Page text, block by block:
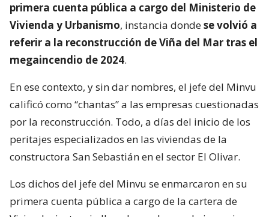
primera cuenta pública a cargo del Ministerio de
Vivienda y Urbanismo, instancia dondese volvió a
referir a la reconstrucción de Viña del Mar tras el
megaincendio de 2024.
En ese contexto, y sin dar nombres, el jefe del Minvu
calificó como “chantas” a las empresas cuestionadas
por la reconstrucción. Todo, a días del inicio de los
peritajes especializados en las viviendas de la
constructora San Sebastián en el sector El Olivar.
Los dichos del jefe del Minvu se enmarcaron en su
primera cuenta pública a cargo de la cartera de